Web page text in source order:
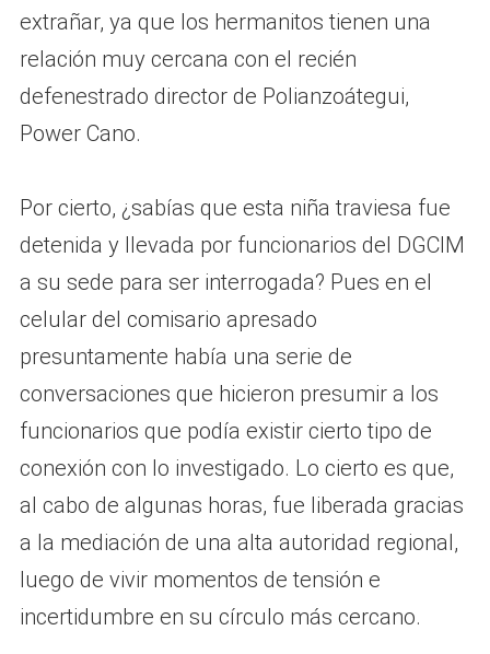
extrañar, ya que los hermanitos tienen una
relación muy cercana con el recién
defenestrado director de Polianzoátegui,
Power Cano.
Por cierto, ¿sabías que esta niña traviesa fue
detenida y llevada por funcionarios del DGCIM
a su sede para ser interrogada? Pues en el
celular del comisario apresado
presuntamente había una serie de
conversaciones que hicieron presumir a los
funcionarios que podía existir cierto tipo de
conexión con lo investigado. Lo cierto es que,
al cabo de algunas horas, fue liberada gracias
a la mediación de una alta autoridad regional,
luego de vivir momentos de tensión e
incertidumbre en su círculo más cercano.